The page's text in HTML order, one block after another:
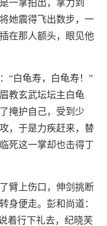
一掌拍出，掌力到
她震得飞出数步，一
在那人额头，眼见他
“白龟寿，白龟寿！”
教玄武坛坛主白龟
掩护自己，受到少
，于是力疾赶来，替
死这一掌却也击得丁
臂上伤口，伸剑挑断
身便走。彭和尚道：
着行下礼去，纪晓芙